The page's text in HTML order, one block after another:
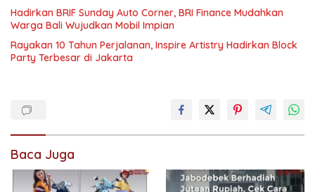
Hadirkan BRIF Sunday Auto Corner, BRI Finance Mudahkan
Warga Bali Wujudkan Mobil Impian
Rayakan 10 Tahun Perjalanan, Inspire Artistry Hadirkan Block
Party Terbesar di Jakarta
Baca Juga